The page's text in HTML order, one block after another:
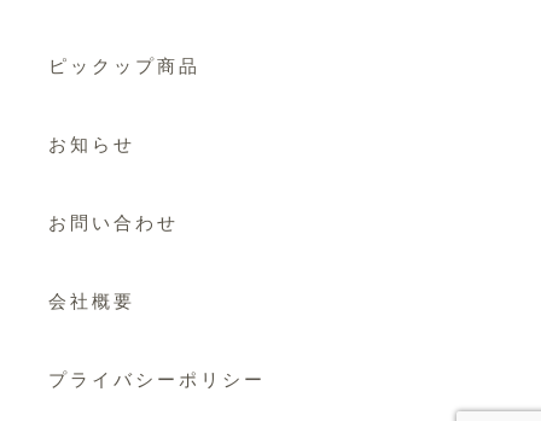
ピックップ商品
お知らせ
お問い合わせ
会社概要
プライバシーポリシー